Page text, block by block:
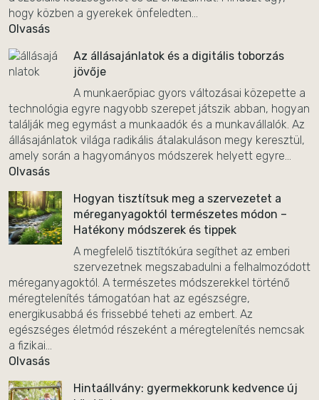
hogy közben a gyerekek önfeledten...
Olvasás
Az állásajánlatok és a digitális toborzás
jövője
A munkaerőpiac gyors változásai közepette a
technológia egyre nagyobb szerepet játszik abban, hogyan
találják meg egymást a munkaadók és a munkavállalók. Az
állásajánlatok világa radikális átalakuláson megy keresztül,
amely során a hagyományos módszerek helyett egyre...
Olvasás
Hogyan tisztítsuk meg a szervezetet a
méreganyagoktól természetes módon –
Hatékony módszerek és tippek
A megfelelő tisztítókúra segíthet az emberi
szervezetnek megszabadulni a felhalmozódott
méreganyagoktól. A természetes módszerekkel történő
méregtelenítés támogatóan hat az egészségre,
energikusabbá és frissebbé teheti az embert. Az
egészséges életmód részeként a méregtelenítés nemcsak
a fizikai...
Olvasás
Hintaállvány: gyermekkorunk kedvence új